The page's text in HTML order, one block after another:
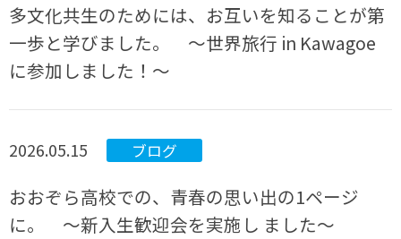
多文化共生のためには、お互いを知ることが第
一歩と学びました。 ～世界旅行 in Kawagoe
に参加しました！～
2026.05.15 ブログ
おおぞら高校での、青春の思い出の1ページ
に。 ～新入生歓迎会を実施し ました～